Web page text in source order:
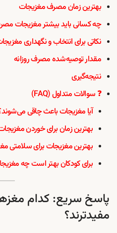
بهترین زمان مصرف مغزیجات
چه کسانی باید بیشتر مغزیجات
نکاتی برای انتخاب و نگهداری
مقدار توصیه‌شده مصرف روزانه
نتیجه‌گیری
❓ سوالات متداول (FAQ)
آیا مغزیجات باعث چاقی
بهترین زمان برای خوردن
بهترین مغزیجات برای سلامتی
برای کودکان بهتر است چه
پاسخ سریع: کدام
مفیدترند؟